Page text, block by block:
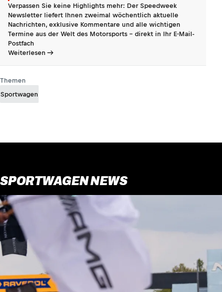
Verpassen Sie keine Highlights mehr: Der Speedweek
Newsletter liefert Ihnen zweimal wöchentlich aktuelle
Nachrichten, exklusive Kommentare und alle wichtigen
Termine aus der Welt des Motorsports - direkt in Ihr E-Mail-
Postfach
Weiterlesen
Themen
Sportwagen
SPORTWAGEN NEWS